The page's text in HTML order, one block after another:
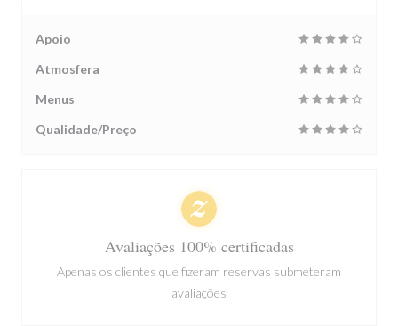
Apoio
Atmosfera
Menus
Qualidade/Preço
Avaliações 100% certificadas
Apenas os clientes que fizeram reservas submeteram
avaliações